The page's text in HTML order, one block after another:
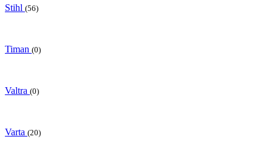
Stihl (56)
Timan (0)
Valtra (0)
Varta (20)